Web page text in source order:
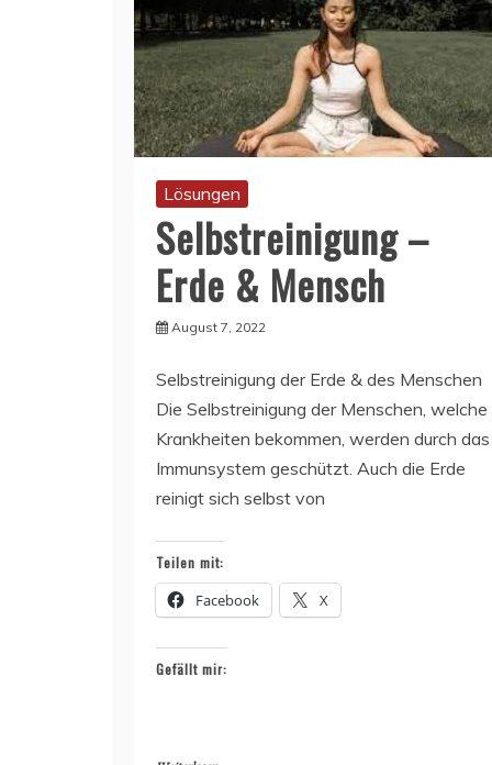
Lösungen
Selbstreinigung –
Erde & Mensch
August 7, 2022
Selbstreinigung der Erde & des Menschen
Die Selbstreinigung der Menschen, welche
Krankheiten bekommen, werden durch das
Immunsystem geschützt. Auch die Erde
reinigt sich selbst von
Teilen mit:
Facebook X
Gefällt mir: